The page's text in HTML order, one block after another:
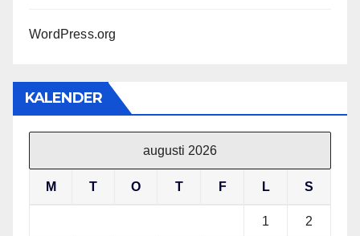
WordPress.org
KALENDER
augusti 2026
M T O T F L S
1 2